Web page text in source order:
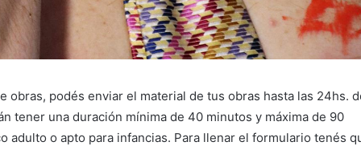
obras, podés enviar el material de tus obras hasta las 24hs.
tener una duración mínima de 40 minutos y máxima de 90
adulto o apto para infancias. Para llenar el formulario tenés